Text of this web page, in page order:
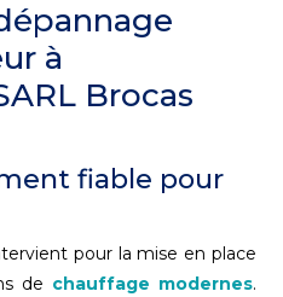
à
Brocas
fiable pour
pour la mise en place
de chauffage modernes.